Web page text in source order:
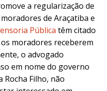
a regularização de
de Araçatiba e
Pública têm citado
moradores receberem
o advogado
em nome do governo
Rocha Filho, não